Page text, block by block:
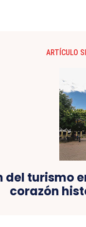
ARTÍCULO
del turismo
corazón